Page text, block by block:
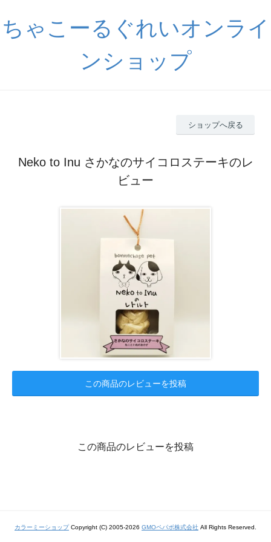
ちゃこーるぐれいオンライ
ンショップ
ショップへ戻る
Neko to Inu さかなのサイコロステーキのレ
ビュー
この商品のレビューを投稿
この商品のレビューを投稿
カラーミーショップCopyright (C) 2005-2026 GMOペパボ株式会社 All Rights Reserved.